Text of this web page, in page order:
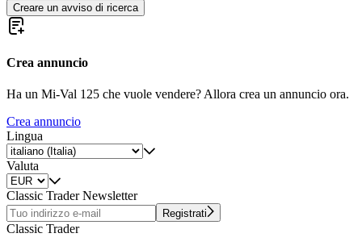
Creare un avviso di ricerca
Crea annuncio
Ha un Mi-Val 125 che vuole vendere? Allora crea un annuncio ora.
Crea annuncio
Lingua
Valuta
Classic Trader Newsletter
Registrati
Classic Trader